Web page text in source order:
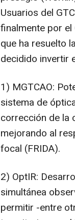
Usuarios del
finalmente por el
que ha resuelto
decidido invertir
1) MGTCAO:
sistema de
corrección de la
mejorando al
focal (FRIDA).
2) OptIR:
simultánea
permitir -entre